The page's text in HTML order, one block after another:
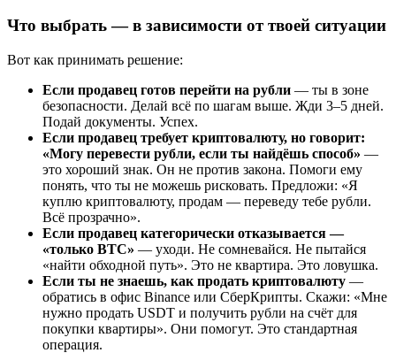
Что выбрать — в зависимости от твоей ситуации
Вот как принимать решение:
Если продавец готов перейти на рубли — ты в зоне
безопасности. Делай всё по шагам выше. Жди 3–5 дней.
Подай документы. Успех.
Если продавец требует криптовалюту, но говорит:
«Могу перевести рубли, если ты найдёшь способ» —
это хороший знак. Он не против закона. Помоги ему
понять, что ты не можешь рисковать. Предложи: «Я
куплю криптовалюту, продам — переведу тебе рубли.
Всё прозрачно».
Если продавец категорически отказывается —
«только BTC» — уходи. Не сомневайся. Не пытайся
«найти обходной путь». Это не квартира. Это ловушка.
Если ты не знаешь, как продать криптовалюту —
обратись в офис Binance или СберКрипты. Скажи: «Мне
нужно продать USDT и получить рубли на счёт для
покупки квартиры». Они помогут. Это стандартная
операция.